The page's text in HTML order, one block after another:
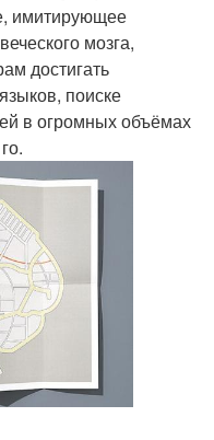
имитирующее
мозга,
достигать
поиске
в огромных объёмах